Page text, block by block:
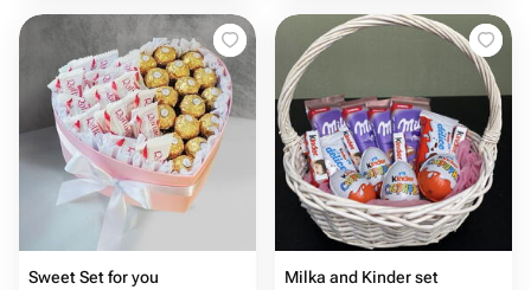
Sweet Set for you Milka and Kinder set